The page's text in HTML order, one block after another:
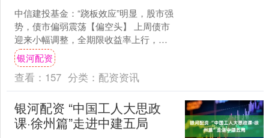
中信建投基金：“跷板效应”明显，股市强
势，债市偏弱震荡【偏空头】 上周债市
迎来小幅调整，全期限收益率上行，日
内波动有所增加。主要的变化因素来自
于权益，“股债跷跷....
银河配资
查看： 157 分类： 配资资讯
银河配资 “中国工人大思政
课·徐州篇”走进中建五局